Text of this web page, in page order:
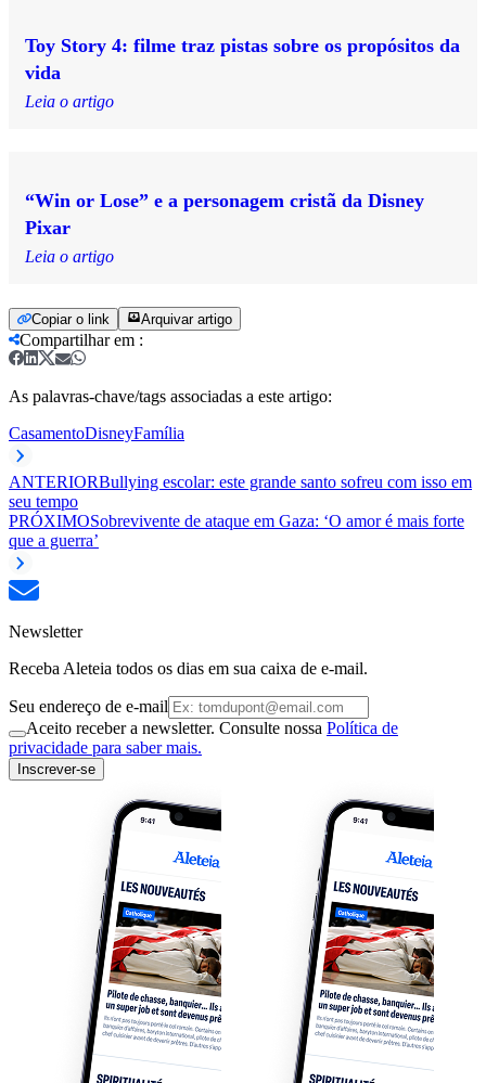
Toy Story 4: filme traz pistas sobre os propósitos da
vida
Leia o artigo
“Win or Lose” e a personagem cristã da Disney
Pixar
Leia o artigo
Copiar o link Arquivar artigo
Compartilhar em :
As palavras-chave/tags associadas a este artigo:
CasamentoDisneyFamília
ANTERIORBullying escolar: este grande santo sofreu com isso em
seu tempo
PRÓXIMOSobrevivente de ataque em Gaza: ‘O amor é mais forte
que a guerra’
Newsletter
Receba Aleteia todos os dias em sua caixa de e-mail.
Seu endereço de e-mail
Aceito receber a newsletter. Consulte nossa Política de
privacidade para saber mais.
Inscrever-se